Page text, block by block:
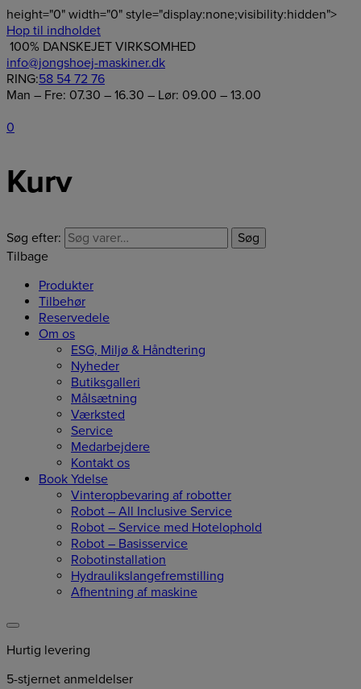
height="0" width="0" style="display:none;visibility:hidden">
Hop til indholdet
100% DANSKEJET VIRKSOMHED
info@jongshoej-maskiner.dk
RING:58 54 72 76
Man – Fre: 07.30 – 16.30 – Lør: 09.00 – 13.00
0
Kurv
Søg efter:
Søg
Tilbage
Produkter
Tilbehør
Reservedele
Om os
ESG, Miljø & Håndtering
Nyheder
Butiksgalleri
Målsætning
Værksted
Service
Medarbejdere
Kontakt os
Book Ydelse
Vinteropbevaring af robotter
Robot – All Inclusive Service
Robot – Service med Hotelophold
Robot – Basisservice
Robotinstallation
Hydraulikslangefremstilling
Afhentning af maskine
Hurtig levering
5-stjernet anmeldelser